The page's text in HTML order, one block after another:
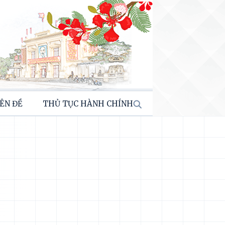
ĐỀ THỦ TỤC HÀNH CHÍNH